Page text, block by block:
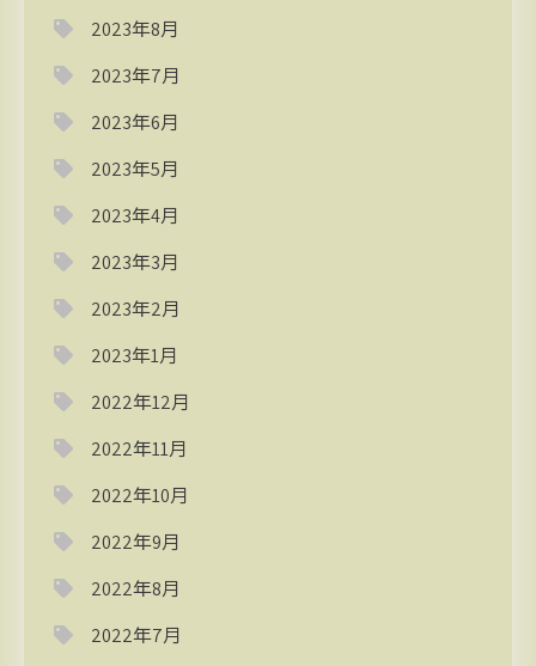
2023年8月
2023年7月
2023年6月
2023年5月
2023年4月
2023年3月
2023年2月
2023年1月
2022年12月
2022年11月
2022年10月
2022年9月
2022年8月
2022年7月